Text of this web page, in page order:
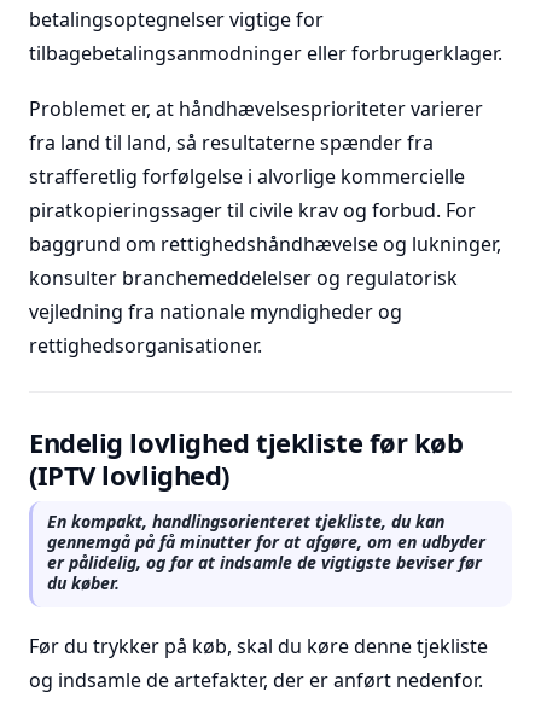
betalingsoptegnelser vigtige for
tilbagebetalingsanmodninger eller forbrugerklager.
Problemet er, at håndhævelsesprioriteter varierer
fra land til land, så resultaterne spænder fra
strafferetlig forfølgelse i alvorlige kommercielle
piratkopieringssager til civile krav og forbud. For
baggrund om rettighedshåndhævelse og lukninger,
konsulter branchemeddelelser og regulatorisk
vejledning fra nationale myndigheder og
rettighedsorganisationer.
Endelig lovlighed tjekliste før køb
(IPTV lovlighed)
En kompakt, handlingsorienteret tjekliste, du kan
gennemgå på få minutter for at afgøre, om en udbyder
er pålidelig, og for at indsamle de vigtigste beviser før
du køber.
Før du trykker på køb, skal du køre denne tjekliste
og indsamle de artefakter, der er anført nedenfor.